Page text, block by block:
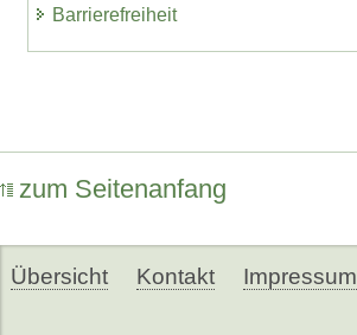
Barrierefreiheit
zum Seitenanfang
Übersicht Kontakt Impressum